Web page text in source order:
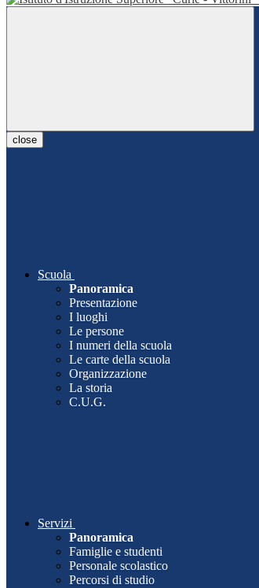
close
Scuola
Panoramica
Presentazione
I luoghi
Le persone
I numeri della scuola
Le carte della scuola
Organizzazione
La storia
C.U.G.
Servizi
Panoramica
Famiglie e studenti
Personale scolastico
Percorsi di studio